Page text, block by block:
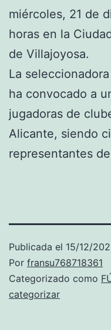
miércoles, 21 de
horas en la
de Villajoyosa.
La
ha convocado a
jugadoras de
Alicante, siendo
representantes
Publicada el 15/12/
Por fransu768718361
Categorizado como
categorizar